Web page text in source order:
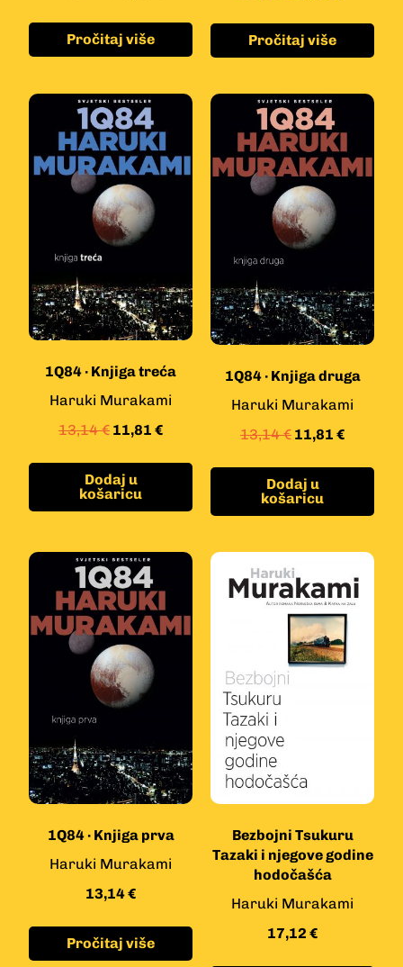
Pročitaj više Pročitaj više
1Q84 · Knjiga treća
Haruki Murakami
13,14€ 11,81 €
Dodaj u
košaricu
1Q84 · Knjiga druga
Haruki Murakami
13,14€ 11,81 €
Dodaj u
košaricu
1Q84 · Knjiga prva
Haruki Murakami
13,14€
Pročitaj više
Bezbojni Tsukuru
Tazaki i njegove godine
hodočašća
Haruki Murakami
17,12 €